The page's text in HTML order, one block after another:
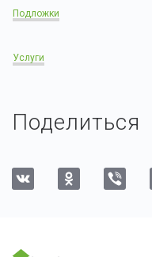
Подложки
Услуги
Поделиться